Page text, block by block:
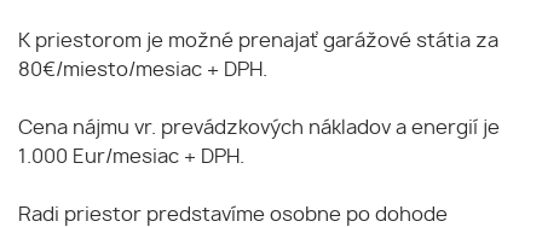
K priestorom je možné prenajať garážové státia za
80€/miesto/mesiac + DPH.
Cena nájmu vr. prevádzkových nákladov a energií je
1.000 Eur/mesiac + DPH.
Radi priestor predstavíme osobne po dohode